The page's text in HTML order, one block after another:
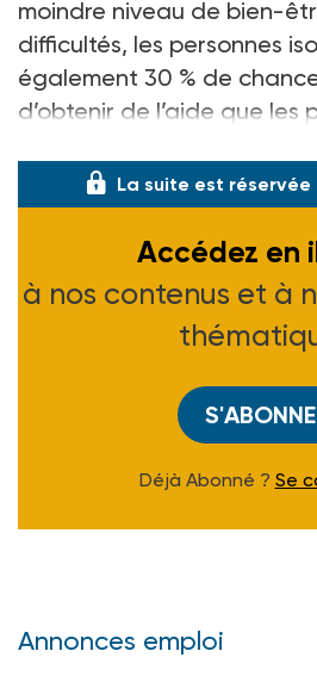
moindre niveau de bien-
difficultés, les personnes
également 30 % de
d’obtenir de l’aide que les
La suite est réservée
Accédez en
à nos contenus et à
Déjà Abonné ? Se
Annonces emploi